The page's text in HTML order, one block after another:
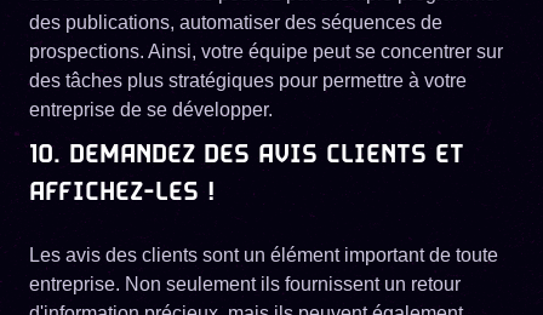
des publications, automatiser des séquences de
prospections. Ainsi, votre équipe peut se concentrer sur
des tâches plus stratégiques pour permettre à votre
entreprise de se développer.
10. DEMANDEZ DES AVIS CLIENTS ET
AFFICHEZ-LES !
Les avis des clients sont un élément important de toute
entreprise. Non seulement ils fournissent un retour